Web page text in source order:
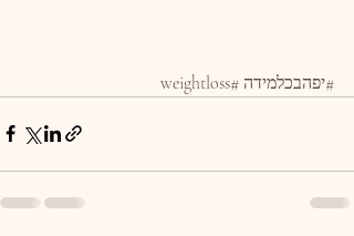
#יפהבכלמידה #weightloss